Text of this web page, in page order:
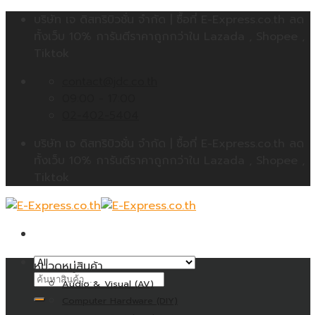
ค้นหา:
หมวดหมู่สินค้า
Audio & Visual (AV)